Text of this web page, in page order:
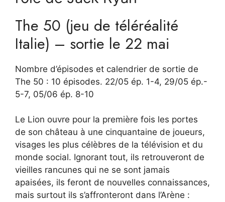
The 50 (jeu de téléréalité
Italie) – sortie le 22 mai
Nombre d’épisodes et calendrier de sortie de
The 50 : 10 épisodes. 22/05 ép. 1-4, 29/05 ép.-
5-7, 05/06 ép. 8-10
Le Lion ouvre pour la première fois les portes
de son château à une cinquantaine de joueurs,
visages les plus célèbres de la télévision et du
monde social. Ignorant tout, ils retrouveront de
vieilles rancunes qui ne se sont jamais
apaisées, ils feront de nouvelles connaissances,
mais surtout ils s’affronteront dans l’Arène :